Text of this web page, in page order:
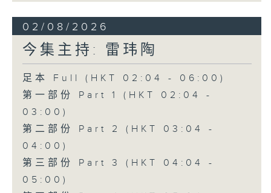
02/08/2026
今集主持: 雷玮陶
足本 Full (HKT 02:04 - 06:00)
第一部份 Part 1 (HKT 02:04 -
03:00)
第二部份 Part 2 (HKT 03:04 -
04:00)
第三部份 Part 3 (HKT 04:04 -
05:00)